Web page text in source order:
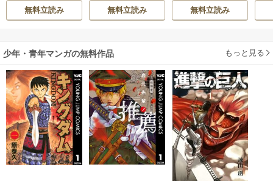
無料立読み
無料立読み
無料立読み
少年・青年マンガの無料作品 もっと見る